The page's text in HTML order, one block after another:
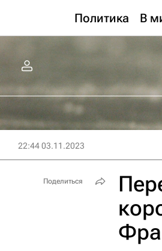
Политика В
22:44 03.11.2023
Поделиться